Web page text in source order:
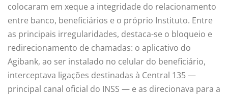
colocaram em xeque a integridade do relacionamento
entre banco, beneficiários e o próprio Instituto. Entre
as principais irregularidades, destaca-se o bloqueio e
redirecionamento de chamadas: o aplicativo do
Agibank, ao ser instalado no celular do beneficiário,
interceptava ligações destinadas à Central 135 —
principal canal oficial do INSS — e as direcionava para a